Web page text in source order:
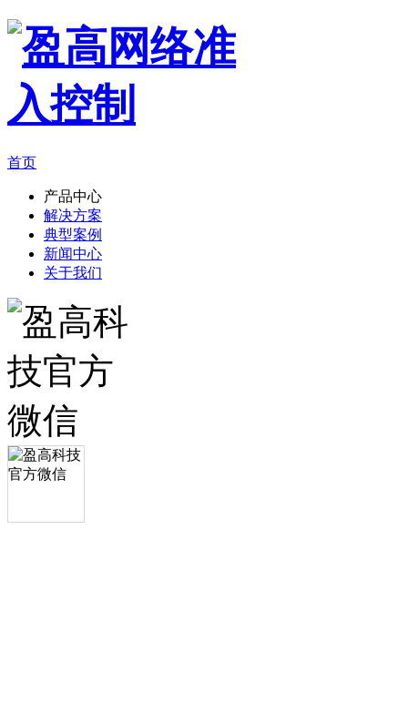
首页
产品中心
解决方案
典型案例
新闻中心
关于我们